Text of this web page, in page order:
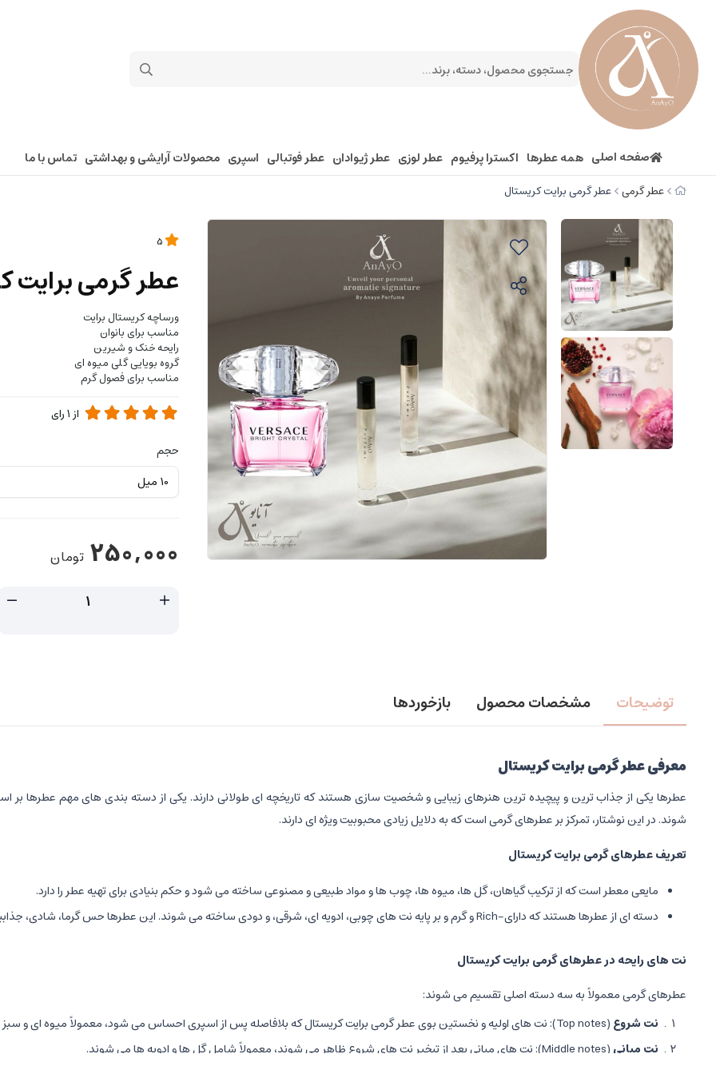
صفحه اصلی همه عطرها اکسترا پرفیوم عطر لوزی عطر ژیوادان عطر فوتبالی اسپری محصولات آرایشی و بهداشتی تماس با ما
عطر گرمی عطر گرمی برایت کریستال
عطر گرمی برایت
ورساچه کریستال برایت
مناسب برای بانوان
رایحه خنک و شیرین
گروه بویایی گلی میوه ای
مناسب برای فصول گرم
از1رای
حجم
250,000 تومان
توضیحات مشخصات محصول بازخوردها
معرفی عطر گرمی برایت کریستال
عطرها یکی از جذاب ترین و پیچیده ترین هنرهای زیبایی و شخصیت سازی هستند که تاریخچه ای طولانی دارند. یکی از دسته بندی های مهم عطرها بر
شوند. در این نوشتار، تمرکز بر عطرهای گرمی است که به دلایل زیادی محبوبیت ویژه ای دارند.
تعریف عطرهای گرمی برایت کریستال
مایعی معطر است که از ترکیب گیاهان، گل ها، میوه ها، چوب ها و مواد طبیعی و مصنوعی ساخته می شود و حکم بنیادی برای تهیه عطر را دارد.
دسته ای از عطرها هستند که دارای-Rich و گرم و بر پایه نت های چوبی، ادویه ای، شرقی، و دودی ساخته می شوند. این عطرها حس گرما، شادی، جذابیت و غنای رایحه را منتقل می کنند و معمولاً برای فصول سرد مناسب ترند.
نت های رایحه در عطرهای گرمی برایت کریستال
عطرهای گرمی معمولاً به سه دسته اصلی تقسیم می شوند:
نت شروع (Top notes): نت های اولیه و نخستین بوی عطر گرمی برایت کریستال که بلافاصله پس از اسپری احساس می شود، معمولاً میوه ای و سبز هستند.
نت میانی (Middle notes): نت های میانی بعد از تبخیر نت های شروع ظاهر می شوند، معمولاً شامل گل ها و ادویه ها می شوند.